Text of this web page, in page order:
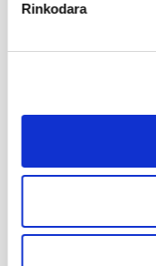
Rinkodara
Jums taip pat gali
−22%